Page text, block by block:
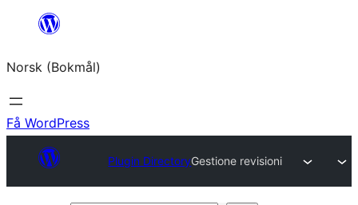
Hopp
innhold
Norsk (Bokmål)
Få WordPress
Plugin DirectoryGestione revisioni